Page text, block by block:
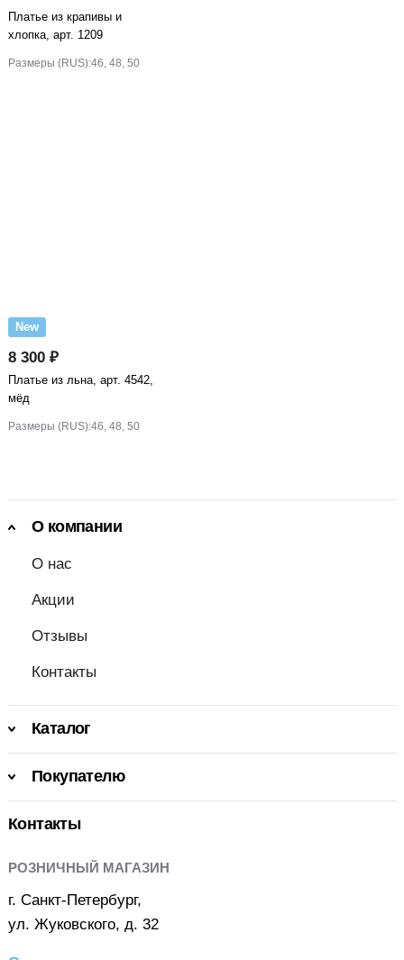
Платье из крапивы и
хлопка, арт. 1209
Размеры (RUS):46, 48, 50
New
8 300 ₽
Платье из льна, арт. 4542,
мёд
Размеры (RUS):46, 48, 50
О компании
О нас
Акции
Отзывы
Контакты
Каталог
Покупателю
Контакты
РОЗНИЧНЫЙ МАГАЗИН
г. Санкт-Петербург,
ул. Жуковского, д. 32